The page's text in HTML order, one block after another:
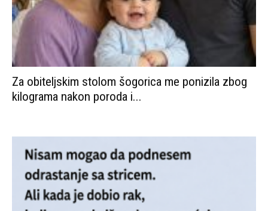
Za obiteljskim stolom šogorica me ponizila zbog
kilograma nakon poroda i...